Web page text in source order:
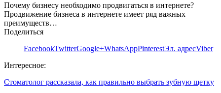
Почему бизнесу необходимо продвигаться в интернете?
Продвижение бизнеса в интернете имеет ряд важных
преимуществ…
Поделиться
FacebookTwitterGoogle+WhatsAppPinterestЭл. адресViber
Интересное:
Стоматолог рассказала, как правильно выбрать зубную щетку